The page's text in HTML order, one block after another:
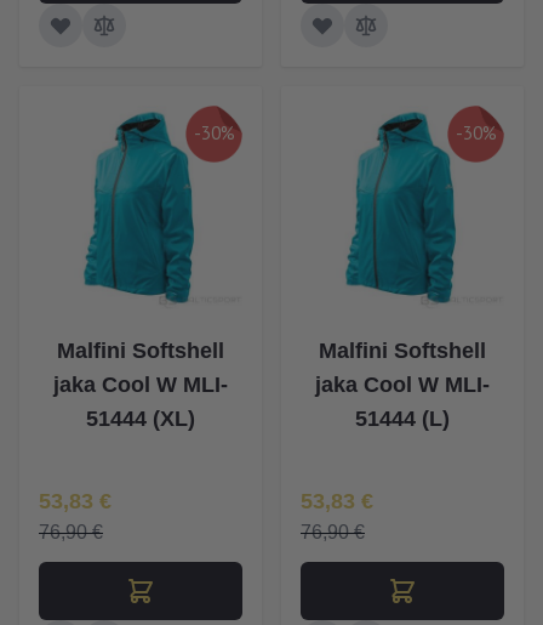
-30%
Malfini Softshell
jaka Cool W MLI-
51444 (XL)
Īpaša Cena
53,83 €
76,90 €
-30%
Malfini Softshell
jaka Cool W MLI-
51444 (L)
Īpaša Cena
53,83 €
76,90 €